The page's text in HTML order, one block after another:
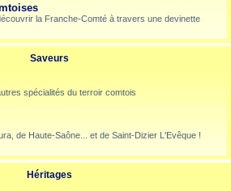
la Franche-Comté à travers une devinette
Saveurs
spécialités du terroir comtois
de Haute-Saône... et de Saint-Dizier L'Evêque !
Héritages